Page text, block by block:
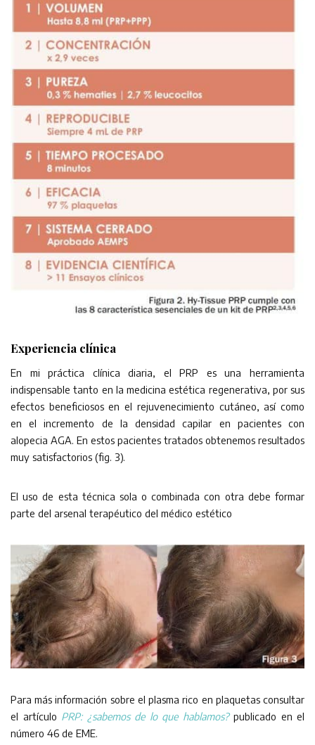
Experiencia clínica
En mi práctica clínica diaria, el PRP es una herramienta
indispensable tanto en la medicina estética regenerativa, por sus
efectos beneficiosos en el rejuvenecimiento cutáneo, así como
en el incremento de la densidad capilar en pacientes con
alopecia AGA. En estos pacientes tratados obtenemos resultados
muy satisfactorios (fig. 3).
El uso de esta técnica sola o combinada con otra debe formar
parte del arsenal terapéutico del médico estético
Para más información sobre el plasma rico en plaquetas consultar
el artículo PRP: ¿sabemos de lo que hablamos? publicado en el
número 46 de EME.